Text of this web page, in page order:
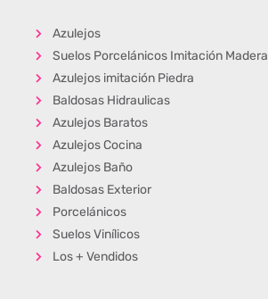
Azulejos
Suelos Porcelánicos Imitación Madera
Azulejos imitación Piedra
Baldosas Hidraulicas
Azulejos Baratos
Azulejos Cocina
Azulejos Baño
Baldosas Exterior
Porcelánicos
Suelos Vinílicos
Los + Vendidos